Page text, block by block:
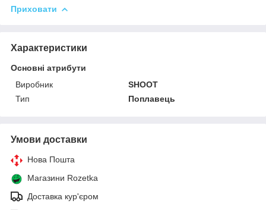
Приховати
Характеристики
Основні атрибути
Виробник
SHOOT
Тип
Поплавець
Умови доставки
Нова Пошта
Магазини Rozetka
Доставка кур'єром